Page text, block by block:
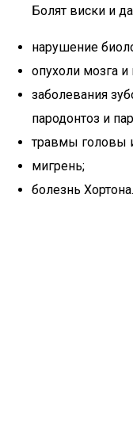
Болят виски и
нарушение
опухоли мозга
заболевания
пародонтоз и
травмы головы
мигрень;
болезнь Хортона.